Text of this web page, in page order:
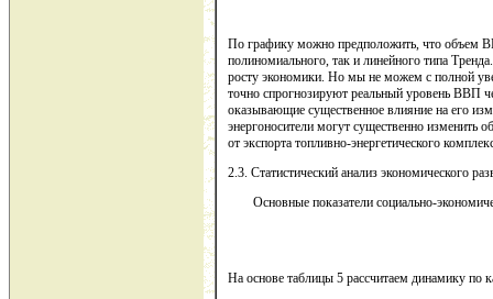
По графику можно предположить, что объем
полиномиального, так и линейного типа
росту экономики. Но мы не можем с полной
точно спрогнозируют реальный уровень ВВП
оказывающие существенное влияние на его
энергоносители могут существенно изменить
от экспорта топливно-энергетического
2.3. Статистический анализ экономического
Основные показатели социально-
На основе таблицы 5 рассчитаем динамику по